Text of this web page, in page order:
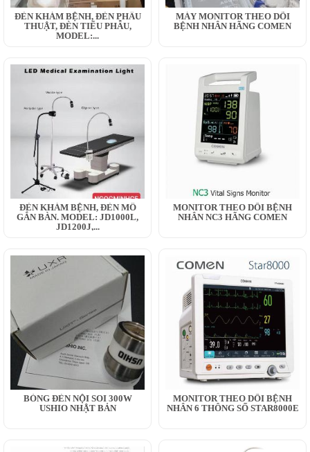
ĐÈN KHÁM BỆNH, ĐÈN PHẪU
THUẬT, ĐÈN TIỂU PHẪU,
MODEL:...
MÁY MONITOR THEO DÕI
BỆNH NHÂN HÃNG COMEN
ĐÈN KHÁM BỆNH, ĐÈN MỔ
GẮN BÀN. MODEL: JD1000L,
JD1200J,...
MONITOR THEO DÕI BỆNH
NHÂN NC3 HÃNG COMEN
BÓNG ĐÈN NỘI SOI 300W
USHIO NHẬT BẢN
MONITOR THEO DÕI BỆNH
NHÂN 6 THÔNG SỐ STAR8000E